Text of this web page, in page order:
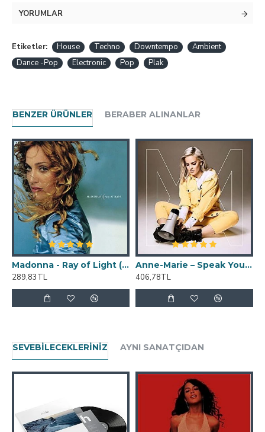
YORUMLAR
Etiketler: House Techno Downtempo
Ambient
Dance -Pop
Electronic Pop Plak
BENZER ÜRÜNLER BERABER ALINANLAR
Madonna - Ray of Light (Transparan - Clear) Plak 2 LP
289,83TL
Anne-Marie ‎– Speak Your Mind (Sarı Renkli) Plak LP * ÖZEL BASIM *
406,78TL
SEVEBILECEKLERINIZ AYNI SANATÇIDAN